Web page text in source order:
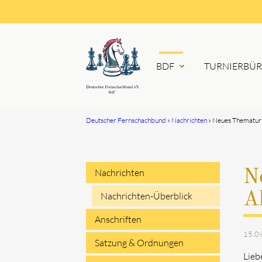
BDF expand_more
Deutscher Fernschachbund Nachrichten Neues
Navigation
überspringen
Nachrichten
Nachrichten-Überblick
Anschriften
Satzung & Ordnungen